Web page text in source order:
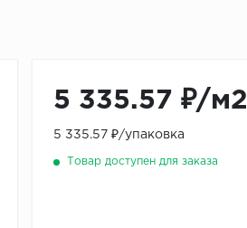
5 335.57 ₽/м2
5 335.57 ₽/упаковка
Товар доступен для заказа